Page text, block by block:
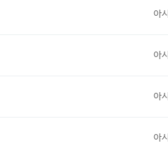
아
아
아
아